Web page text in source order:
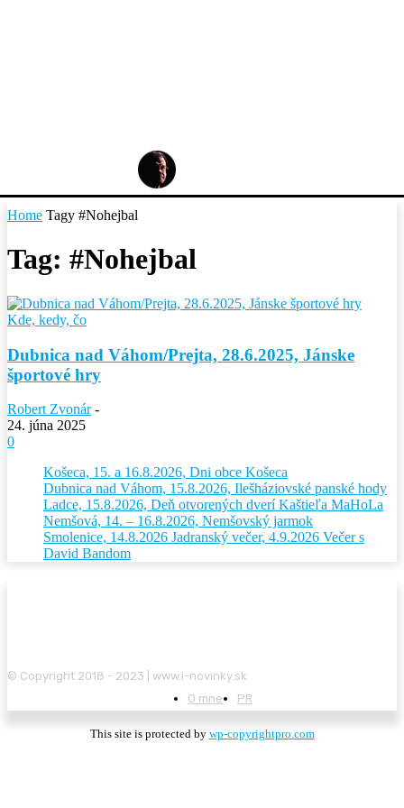
Home Tagy #Nohejbal
Tag: #Nohejbal
Kde, kedy, čo
Dubnica nad Váhom/Prejta, 28.6.2025, Jánske
športové hry
Robert Zvonár -
24. júna 2025
0
Košeca, 15. a 16.8.2026, Dni obce Košeca
Dubnica nad Váhom, 15.8.2026, Ilešháziovské panské hody
Ladce, 15.8.2026, Deň otvorených dverí Kaštieľa MaHoLa
Nemšová, 14. – 16.8.2026, Nemšovský jarmok
Smolenice, 14.8.2026 Jadranský večer, 4.9.2026 Večer s
David Bandom
© Copyright 2018 - 2023 | www.i-novinky.sk
O mne
PR
This site is protected by wp-copyrightpro.com